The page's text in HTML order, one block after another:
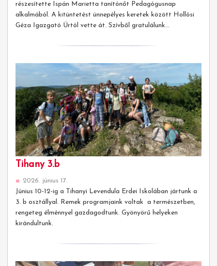
részesítette Ispán Marietta tanítónőt Pedagógusnap
alkalmából. A kitüntetést ünnepélyes keretek között Hollósi
Géza Igazgató Úrtól vette át. Szívből gratulálunk...
Tihany 3.b
2026. június 17.
Június 10-12-ig a Tihanyi Levendula Erdei Iskolában jártunk a
3. b osztállyal. Remek programjaink voltak a természetben,
rengeteg élménnyel gazdagodtunk. Gyönyörű helyeken
kirándultunk.